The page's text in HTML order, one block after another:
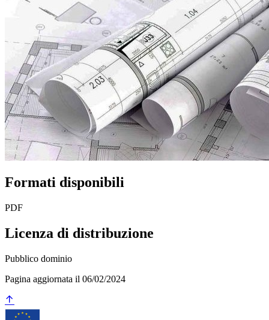
Formati disponibili
PDF
Licenza di distribuzione
Pubblico dominio
Pagina aggiornata il 06/02/2024